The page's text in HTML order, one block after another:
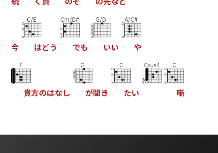
今
C/E
はどう
Cm/D#
でも
G/D
いい
A/C#
や
F
貴方のはなし
G
が聞き
C
たい
Csus4 C
噺